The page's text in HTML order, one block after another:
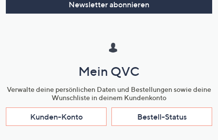
Newsletter abonnieren
Mein QVC
Verwalte deine persönlichen Daten und Bestellungen sowie deine
Wunschliste in deinem Kundenkonto
Kunden-Konto Bestell-Status